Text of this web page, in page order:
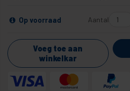
Op voorraad Aantal
Voeg toe aan
winkelkar